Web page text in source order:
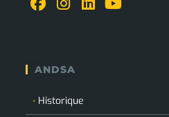
ANDSA
Historique